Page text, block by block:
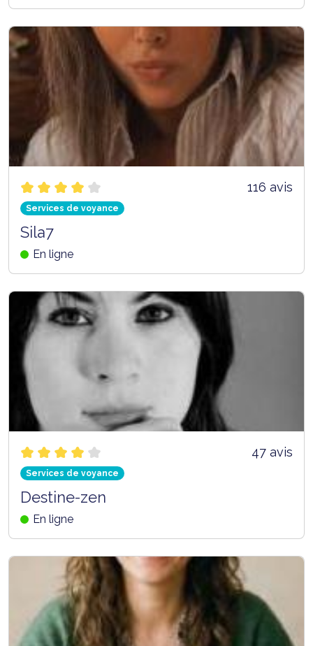
116 avis
Services de voyance
Sila7
En ligne
47 avis
Services de voyance
Destine-zen
En ligne